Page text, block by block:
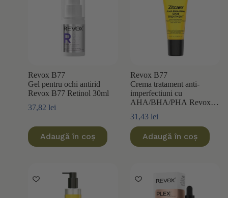
Revox B77
Gel pentru ochi antirid
Revox B77 Retinol 30ml
37,82 lei
Adaugă în coș
Revox B77
Crema tratament anti-
imperfectiuni cu
AHA/BHA/PHA Revox
31,43 lei
Adaugă în coș